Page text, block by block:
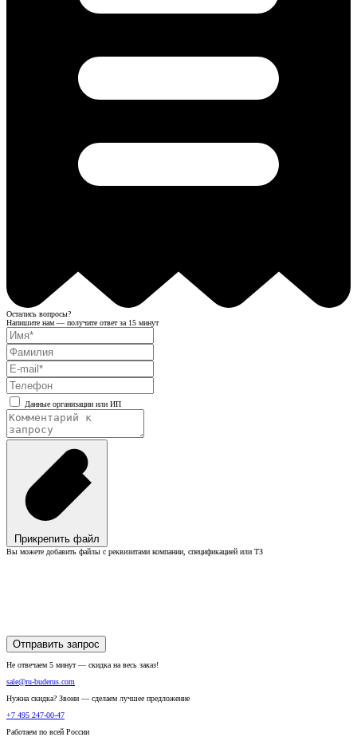
Остались вопросы?
Напишите нам — получите ответ за 15 минут
Данные организации или ИП
Прикрепить файл
Вы можете добавить файлы с реквизитами компании, спецификацией или ТЗ
Отправить запрос
Не отвечаем 5 минут — скидка на весь заказ!
sale@ru-buderus.com
Нужна скидка? Звони — сделаем лучшее предложение
+7 495 247-00-47
Работаем по всей России